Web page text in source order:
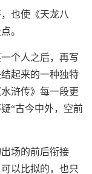
也使《天龙八
。
个人之后，再写
起来的一种独特
浒传》每一段更
“古今中外，空前
场的前后衔接
以比拟的，也只